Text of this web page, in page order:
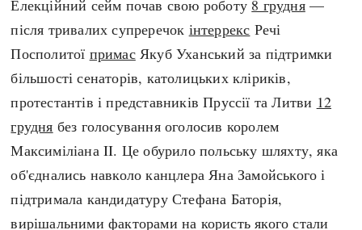
Елекційний сейм почав свою роботу 8 грудня—
після тривалих супреречок інтеррекс Речі
Посполитої примасЯкуб Уханський за підтримки
більшості сенаторів, католицьких кліриків,
протестантів і представників Пруссії та Литви 12
грудня без голосування оголосив королем
Максиміліана II. Це обурило польську шляхту, яка
об'єднались навколо канцлера Яна Замойського і
підтримала кандидатуру Стефана Баторія,
вирішальними факторами на користь якого стали